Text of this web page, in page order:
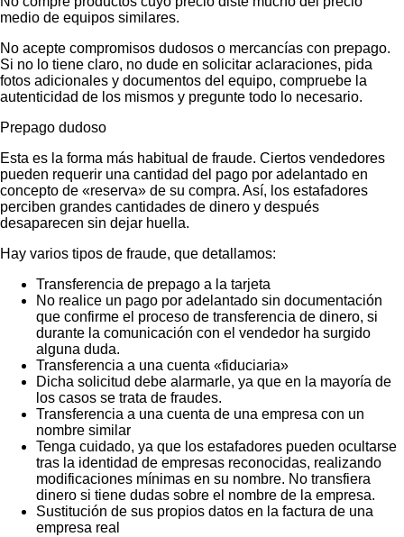
medio de equipos similares.
No acepte compromisos dudosos o mercancías con prepago.
Si no lo tiene claro, no dude en solicitar aclaraciones, pida
fotos adicionales y documentos del equipo, compruebe la
autenticidad de los mismos y pregunte todo lo necesario.
Prepago dudoso
Esta es la forma más habitual de fraude. Ciertos vendedores
pueden requerir una cantidad del pago por adelantado en
concepto de «reserva» de su compra. Así, los estafadores
perciben grandes cantidades de dinero y después
desaparecen sin dejar huella.
Hay varios tipos de fraude, que detallamos:
Transferencia de prepago a la tarjeta
No realice un pago por adelantado sin documentación
que confirme el proceso de transferencia de dinero, si
durante la comunicación con el vendedor ha surgido
alguna duda.
Transferencia a una cuenta «fiduciaria»
Dicha solicitud debe alarmarle, ya que en la mayoría de
los casos se trata de fraudes.
Transferencia a una cuenta de una empresa con un
nombre similar
Tenga cuidado, ya que los estafadores pueden ocultarse
tras la identidad de empresas reconocidas, realizando
modificaciones mínimas en su nombre. No transfiera
dinero si tiene dudas sobre el nombre de la empresa.
Sustitución de sus propios datos en la factura de una
empresa real